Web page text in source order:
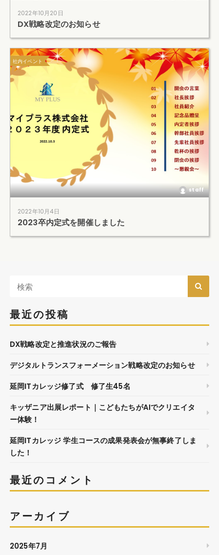
2022年10月20日
DX戦略改定のお知らせ
社内イベント
staff
2022年10月4日
2023卒内定式を開催しました
最近の投稿
DX戦略改定と推進状況のご報告
デジタルトランスフォーメーション戦略改定のお知らせ
延岡ITカレッジ修了式 修了生45名
キッザニア出展レポート｜こどもたちがAIでクリエイタ
ー体験！
延岡ITカレッジ 学生コースの成果発表会が無事終了しま
した！
最近のコメント
アーカイブ
2025年7月